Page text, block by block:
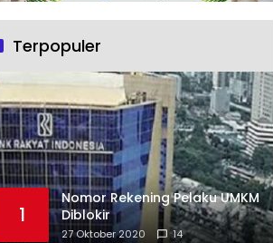
Terpopuler
1
Nomor Rekening Pelaku UMKM
Diblokir
27 Oktober 2020 14